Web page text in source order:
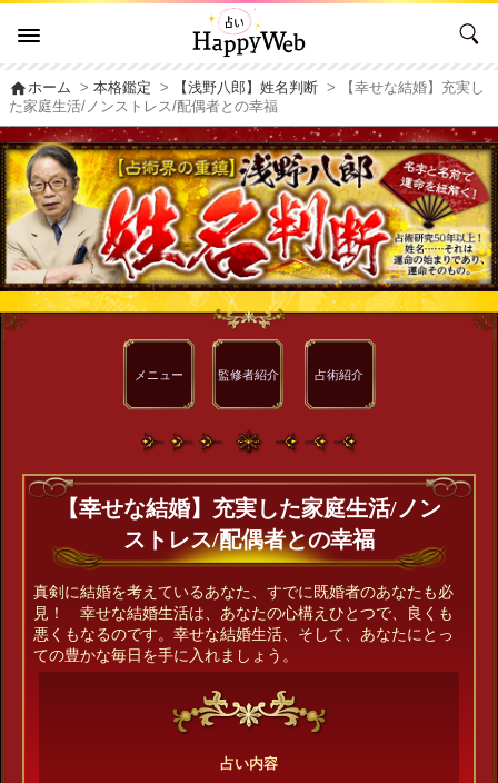
homeホーム >本格鑑定 > 【浅野八郎】姓名判断 > 【幸せな結婚】充実し
た家庭生活/ノンストレス/配偶者との幸福
メニュー 監修者紹介 占術紹介
【幸せな結婚】充実した家庭生活/ノン
ストレス/配偶者との幸福
真剣に結婚を考えているあなた、すでに既婚者のあなたも必
見！ 幸せな結婚生活は、あなたの心構えひとつで、良くも
悪くもなるのです。幸せな結婚生活、そして、あなたにとっ
ての豊かな毎日を手に入れましょう。
占い内容